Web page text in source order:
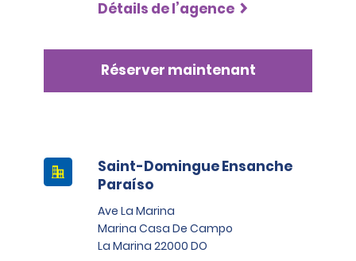
Détails de l’agence
Réserver maintenant
Saint-Domingue Ensanche
Paraíso
Ave La Marina
Marina Casa De Campo
La Marina 22000 DO